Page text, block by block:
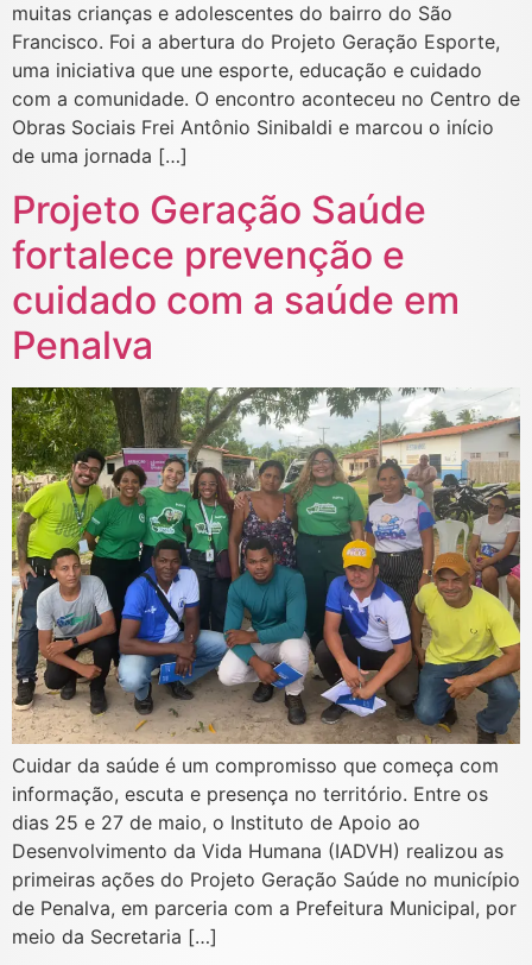
muitas crianças e adolescentes do bairro do São
Francisco. Foi a abertura do Projeto Geração Esporte,
uma iniciativa que une esporte, educação e cuidado
com a comunidade. O encontro aconteceu no Centro de
Obras Sociais Frei Antônio Sinibaldi e marcou o início
de uma jornada […]
Projeto Geração Saúde
fortalece prevenção e
cuidado com a saúde em
Penalva
Cuidar da saúde é um compromisso que começa com
informação, escuta e presença no território. Entre os
dias 25 e 27 de maio, o Instituto de Apoio ao
Desenvolvimento da Vida Humana (IADVH) realizou as
primeiras ações do Projeto Geração Saúde no município
de Penalva, em parceria com a Prefeitura Municipal, por
meio da Secretaria […]